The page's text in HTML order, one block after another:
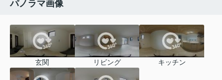
パノラマ画像
玄関 リビング キッチン